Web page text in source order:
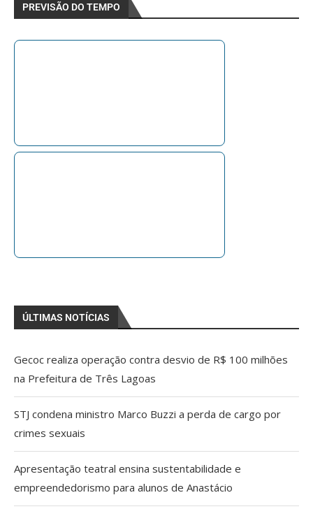
PREVISÃO DO TEMPO
ÚLTIMAS NOTÍCIAS
Gecoc realiza operação contra desvio de R$ 100 milhões
na Prefeitura de Três Lagoas
STJ condena ministro Marco Buzzi a perda de cargo por
crimes sexuais
Apresentação teatral ensina sustentabilidade e
empreendedorismo para alunos de Anastácio